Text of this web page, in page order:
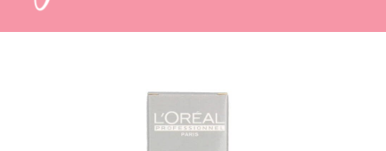
Loreal Majirel 100 ml Color 5